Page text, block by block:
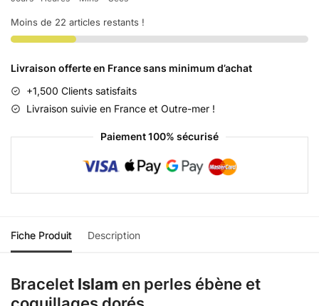
Moins de 22 articles restants !
Livraison offerte en France sans minimum d’achat
+1,500 Clients satisfaits
Livraison suivie en France et Outre-mer !
Paiement 100% sécurisé
Fiche Produit Description
Bracelet Islam en perles ébène et